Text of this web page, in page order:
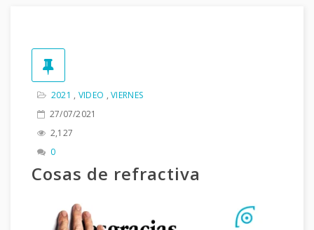
2021 , VIDEO ,VIERNES
27/07/2021
2,127
0
Cosas de refractiva